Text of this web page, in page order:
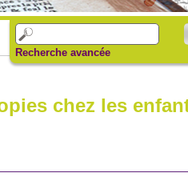
Recherche avancée
chez les